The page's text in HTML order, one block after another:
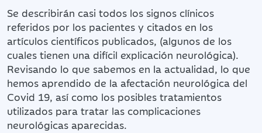
Se describirán casi todos los signos clínicos
referidos por los pacientes y citados en los
artículos científicos publicados, (algunos de los
cuales tienen una difícil explicación neurológica).
Revisando lo que sabemos en la actualidad, lo que
hemos aprendido de la afectación neurológica del
Covid 19, así como los posibles tratamientos
utilizados para tratar las complicaciones
neurológicas aparecidas.